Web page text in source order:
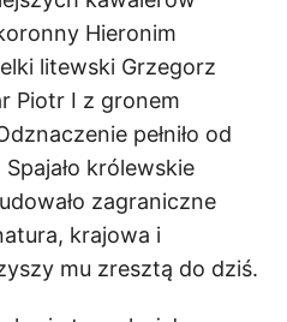
Hieronim
litewski Grzegorz
Piotr I z gronem
pełniło od
królewskie
zagraniczne
krajowa i
mu zresztą do dziś.